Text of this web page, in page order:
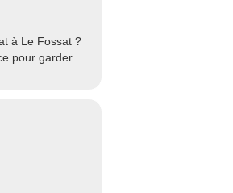
à Le Fossat ?
pour garder